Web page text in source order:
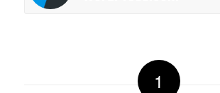
1